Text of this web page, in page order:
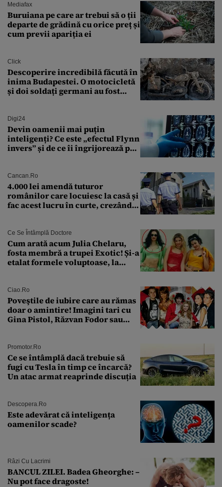
Mediafax
Buruiana pe care ar trebui să o ții
departe de grădină cu orice preț și
cum previi apariția ei
Click
Descoperire incredibilă făcută în
inima Budapestei. O motocicletă
și doi soldați germani au fost
Digi24
Devin oamenii mai puțin
inteligenți? Ce este „efectul Flynn
invers” și de ce îi îngrijorează pe
Cancan.ro
4.000 lei amendă tuturor
românilor care locuiesc la casă și
fac acest lucru în curte, crezând
Ce Se Întâmplă Doctore
Cum arată acum Julia Chelaru,
fosta membră a trupei Exotic! Și-a
etalat formele voluptoase, la
Ciao.ro
Poveştile de iubire care au rămas
doar o amintire! Imagini tari cu
Gina Pistol, Răzvan Fodor sau
Promotor.ro
Ce se întâmplă dacă trebuie să
fugi cu Tesla în timp ce încarcă?
Un atac armat reaprinde discuția
Descopera.ro
Este adevărat că inteligența
oamenilor scade?
Râzi Cu Lacrimi
BANCUL ZILEI. Badea Gheorghe: –
Nu pot face dragoste!